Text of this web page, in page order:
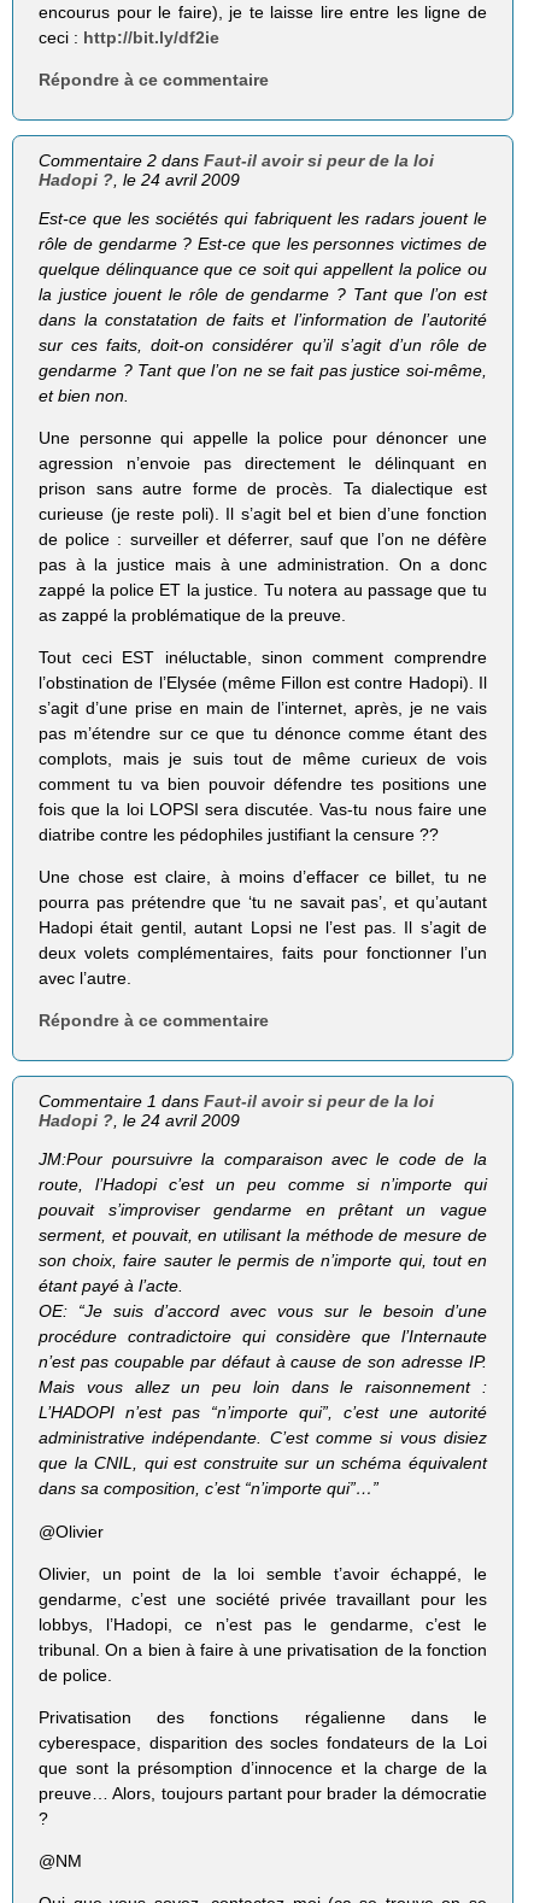
encourus pour le faire), je te laisse lire entre les ligne de
ceci : http://bit.ly/df2ie
Répondre à ce commentaire
Commentaire 2 dansFaut-il avoir si peur de la loi
Hadopi ? , le 24 avril 2009
Est-ce que les sociétés qui fabriquent les radars jouent le
rôle de gendarme ? Est-ce que les personnes victimes de
quelque délinquance que ce soit qui appellent la police ou
la justice jouent le rôle de gendarme ? Tant que l’on est
dans la constatation de faits et l’information de l’autorité
sur ces faits, doit-on considérer qu’il s’agit d’un rôle de
gendarme ? Tant que l’on ne se fait pas justice soi-même,
et bien non.
Une personne qui appelle la police pour dénoncer une
agression n’envoie pas directement le délinquant en
prison sans autre forme de procès. Ta dialectique est
curieuse (je reste poli). Il s’agit bel et bien d’une fonction
de police : surveiller et déferrer, sauf que l’on ne défère
pas à la justice mais à une administration. On a donc
zappé la police ET la justice. Tu notera au passage que tu
as zappé la problématique de la preuve.
Tout ceci EST inéluctable, sinon comment comprendre
l’obstination de l’Elysée (même Fillon est contre Hadopi). Il
s’agit d’une prise en main de l’internet, après, je ne vais
pas m’étendre sur ce que tu dénonce comme étant des
complots, mais je suis tout de même curieux de vois
comment tu va bien pouvoir défendre tes positions une
fois que la loi LOPSI sera discutée. Vas-tu nous faire une
diatribe contre les pédophiles justifiant la censure ??
Une chose est claire, à moins d’effacer ce billet, tu ne
pourra pas prétendre que ‘tu ne savait pas’, et qu’autant
Hadopi était gentil, autant Lopsi ne l’est pas. Il s’agit de
deux volets complémentaires, faits pour fonctionner l’un
avec l’autre.
Répondre à ce commentaire
Commentaire 1 dansFaut-il avoir si peur de la loi
Hadopi ?, le 24 avril 2009
JM:Pour poursuivre la comparaison avec le code de la
route, l’Hadopi c’est un peu comme si n’importe qui
pouvait s’improviser gendarme en prêtant un vague
serment, et pouvait, en utilisant la méthode de mesure de
son choix, faire sauter le permis de n’importe qui, tout en
étant payé à l’acte.
OE: “Je suis d’accord avec vous sur le besoin d’une
procédure contradictoire qui considère que l’Internaute
n’est pas coupable par défaut à cause de son adresse IP.
Mais vous allez un peu loin dans le raisonnement :
L’HADOPI n’est pas “n’importe qui”, c’est une autorité
administrative indépendante. C’est comme si vous disiez
que la CNIL, qui est construite sur un schéma équivalent
dans sa composition, c’est “n’importe qui”…”
@Olivier
Olivier, un point de la loi semble t’avoir échappé, le
gendarme, c’est une société privée travaillant pour les
lobbys, l’Hadopi, ce n’est pas le gendarme, c’est le
tribunal. On a bien à faire à une privatisation de la fonction
de police.
Privatisation des fonctions régalienne dans le
cyberespace, disparition des socles fondateurs de la Loi
que sont la présomption d’innocence et la charge de la
preuve… Alors, toujours partant pour brader la démocratie
?
@NM